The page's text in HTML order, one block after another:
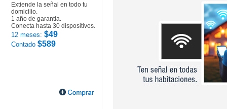
Extiende la señal en todo tu
domicilio.
1 año de garantia.
Conecta hasta 30 dispositivos.
12 meses: $49
Contado $589